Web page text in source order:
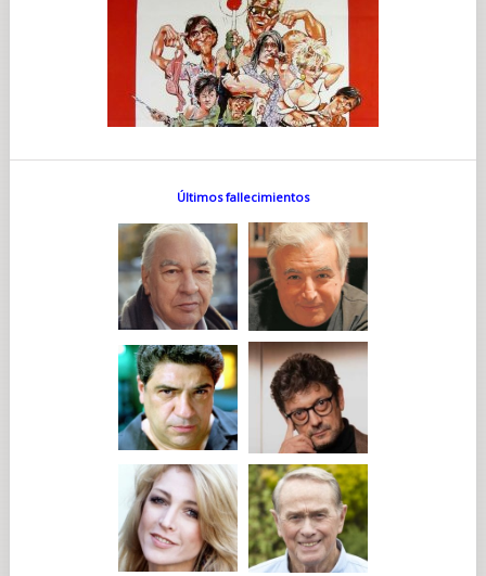
Últimos fallecimientos